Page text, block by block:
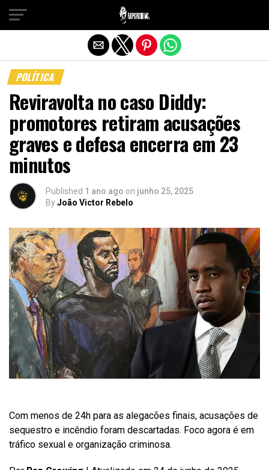
POLÍTICA
Reviravolta no caso Diddy:
promotores retiram acusações
graves e defesa encerra em 23
minutos
Published 1 ano ago on junho 25, 2025
ByJoão Victor Rebelo
Com menos de 24h para as alegacões finais, acusações de
sequestro e incêndio foram descartadas. Foco agora é em
tráfico sexual e organização criminosa.
Sair da versão mobile